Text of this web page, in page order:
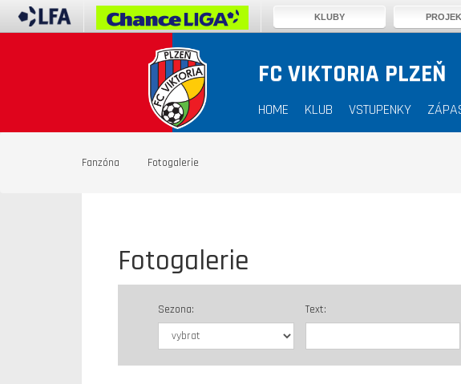
FC VIKTORIA PLZEŇ
HOME KLUB VSTUPENKY
Fanzóna Fotogalerie
Fotogalerie
Sezona: Text:
KLUBY